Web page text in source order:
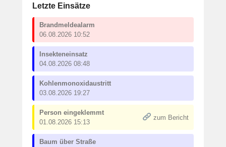
Letzte Einsätze
Brandmeldealarm
06.08.2026 10:52
Insekteneinsatz
04.08.2026 08:48
Kohlenmonoxidaustritt
03.08.2026 19:27
Person eingeklemmt
01.08.2026 15:13
zum Bericht
Baum über Straße